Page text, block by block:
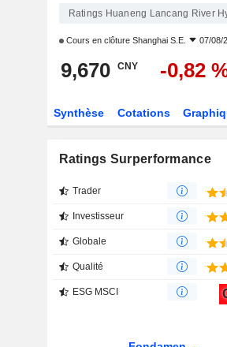
Ratings Huaneng Lancang River
Cours en clôture Shanghai S.E. 07/08/
9,670 CNY -0,82
Synthèse Cotations
Ratings Surperformance
Trader
Investisseur
Globale
Qualité
ESG MSCI